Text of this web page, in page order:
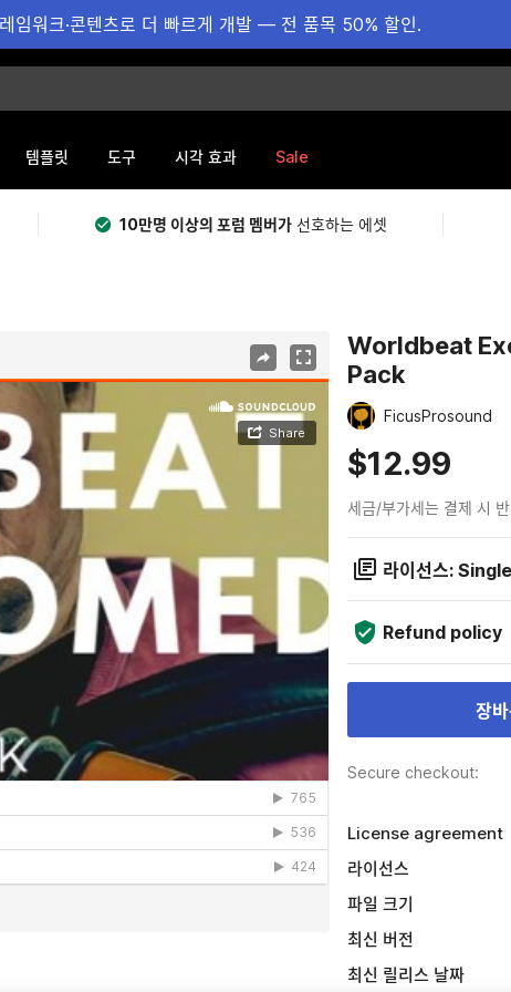
임워크·콘텐츠로 더 빠르게 개발 — 전 품목 50% 할인.
템플릿 도구 시각 효과 Sale
10만명 이상의 포럼 멤버가 선호하는 에셋
Worldbeat
Pack
FicusProsound
$12.99
세금/부가세는 결제 시
라이선스:
Refund policy
장
Secure checkout:
License agreement
라이선스
파일 크기
최신 버전
최신 릴리스 날짜